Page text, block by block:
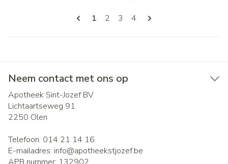
Pagina's
U lees momenteel pagina
1 Pagina
2 Pagina
3 Pagina
4
Neem contact met ons op
Apotheek Sint-Jozef BV
Lichtaartseweg 91
2250 Olen
Telefoon: 014 21 14 16
E-mailadres: info@apotheekstjozef.be